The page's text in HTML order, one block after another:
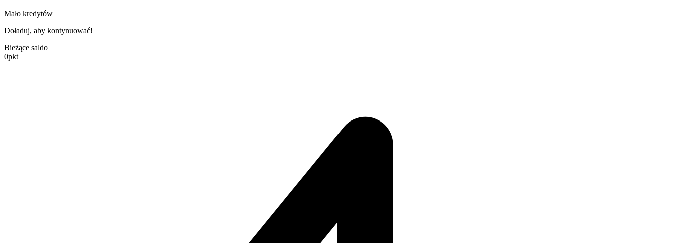
Mało kredytów
Doładuj, aby kontynuować!
Bieżące saldo
0pkt